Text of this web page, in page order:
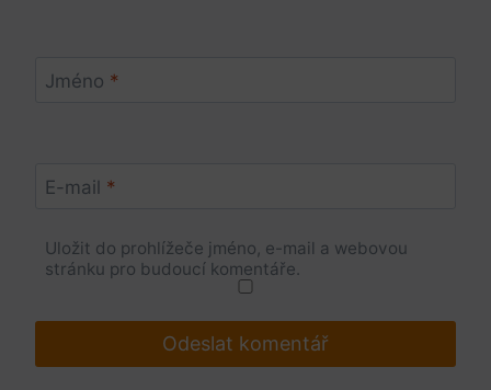
Jméno *
E-mail *
Uložit do prohlížeče jméno, e-mail a webovou
stránku pro budoucí komentáře.